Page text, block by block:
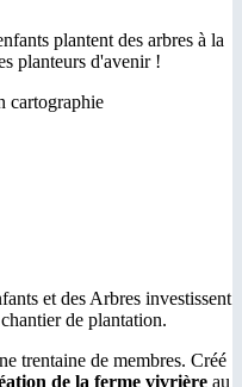
plantent des arbres à la
planteurs d'avenir !
et des Arbres investissent
de plantation.
trentaine de membres. Créé
de la ferme vivrière au